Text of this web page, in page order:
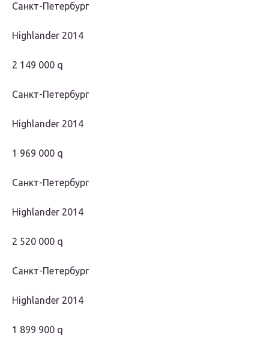
Санкт-Петербург
Highlander 2014
2 149 000 q
Санкт-Петербург
Highlander 2014
1 969 000 q
Санкт-Петербург
Highlander 2014
2 520 000 q
Санкт-Петербург
Highlander 2014
1 899 900 q